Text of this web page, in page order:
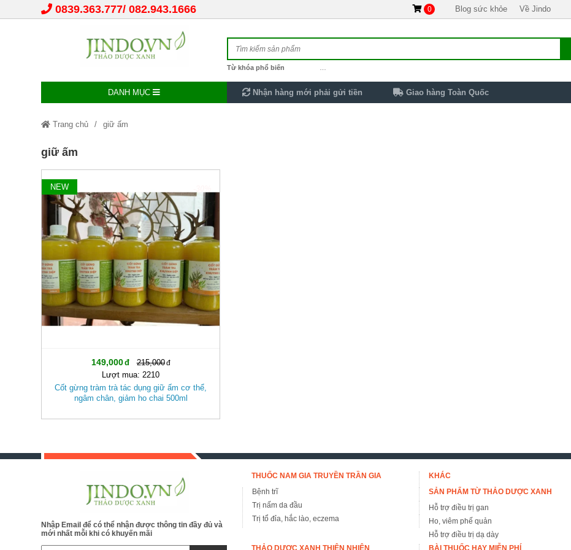
0839.363.777 082.943.1666 0 Blog sức khỏe Về Jindo
Từ khóa phổ biến
DANH MỤC Nhận hàng mới phải gửi tiền Giao hàng Toàn Quốc
Trang chủ giữ ấm
giữ ấm
NEW
149,000
215,000
Lượt mua: 2210
Cốt gừng tràm trà tác dụng giữ ấm cơ thể,
ngâm chân, giảm ho chai 500ml
Nhập Email để có thể nhận được thông tin đầy đủ và
mới nhất mỗi khi có khuyến mãi
THUỐC NAM GIA TRUYỀN TRẦN GIA
Bệnh trĩ
Trị nấm da đầu
Trị tổ đỉa, hắc lào, eczema
KHÁC
SẢN PHẨM TỪ THẢO DƯỢC XANH
Hỗ trợ điều trị gan
Ho, viêm phế quản
Hỗ trợ điều trị dạ dày
THẢO DƯỢC XANH THIÊN NHIÊN
BÀI THUỐC HAY MIỄN PHÍ